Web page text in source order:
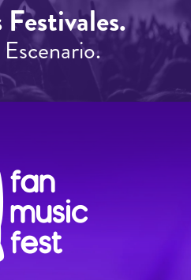
Festivales.